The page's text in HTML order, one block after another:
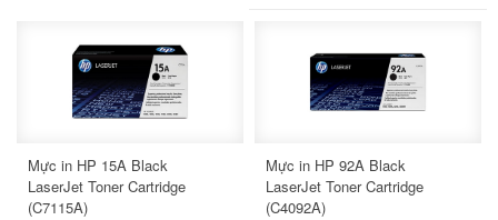
Mực in HP 15A Black
LaserJet Toner Cartridge
(C7115A)
Mực in HP 92A Black
LaserJet Toner Cartridge
(C4092A)